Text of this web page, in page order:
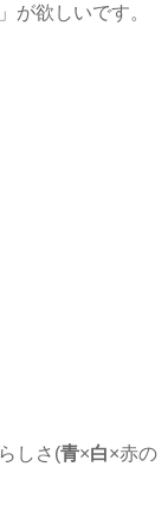
」が欲しいです。
しさ(青×白×赤の